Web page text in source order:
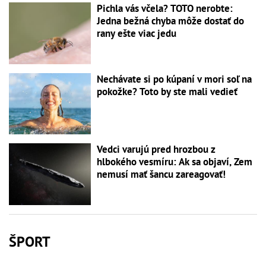
Pichla vás včela? TOTO nerobte:
Jedna bežná chyba môže dostať do
rany ešte viac jedu
Nechávate si po kúpaní v mori soľ na
pokožke? Toto by ste mali vedieť
Vedci varujú pred hrozbou z
hlbokého vesmíru: Ak sa objaví, Zem
nemusí mať šancu zareagovať!
ŠPORT